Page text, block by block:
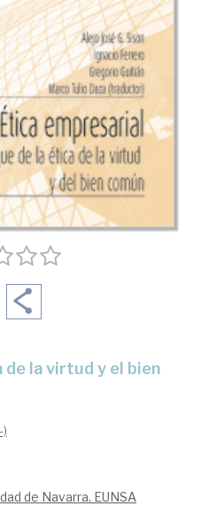
de Navarra. EUNSA